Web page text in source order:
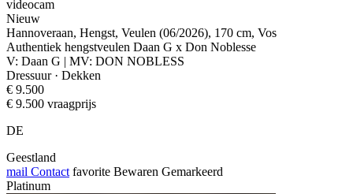
videocam
Nieuw
Hannoveraan, Hengst, Veulen (06/2026), 170 cm, Vos
Authentiek hengstveulen Daan G x Don Noblesse
V: Daan G | MV: DON NOBLESS
Dressuur · Dekken
€ 9.500
€ 9.500 vraagprijs
DE
Geestland
mail Contact favorite Bewaren Gemarkeerd
Platinum